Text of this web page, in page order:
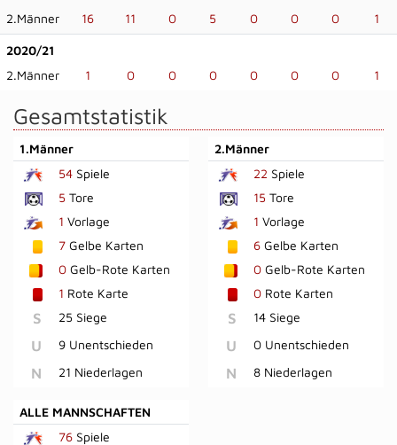
2.Männer 16 11 0 5 0 0 0 1
2020/21
2.Männer
1 0 0 0 0 0 0 1
Gesamtstatistik
1.Männer
54 Spiele
5 Tore
1 Vorlage
7 Gelbe Karten
0 Gelb-Rote Karten
1 Rote Karte
S 25 Siege
U 9 Unentschieden
N 21 Niederlagen
2.Männer
22 Spiele
15 Tore
1 Vorlage
6Gelbe Karten
0Gelb-Rote Karten
0Rote Karten
S 14 Siege
U 0 Unentschieden
N 8 Niederlagen
ALLE MANNSCHAFTEN
76 Spiele